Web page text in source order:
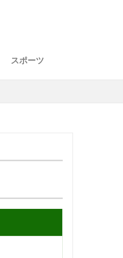
スポーツ